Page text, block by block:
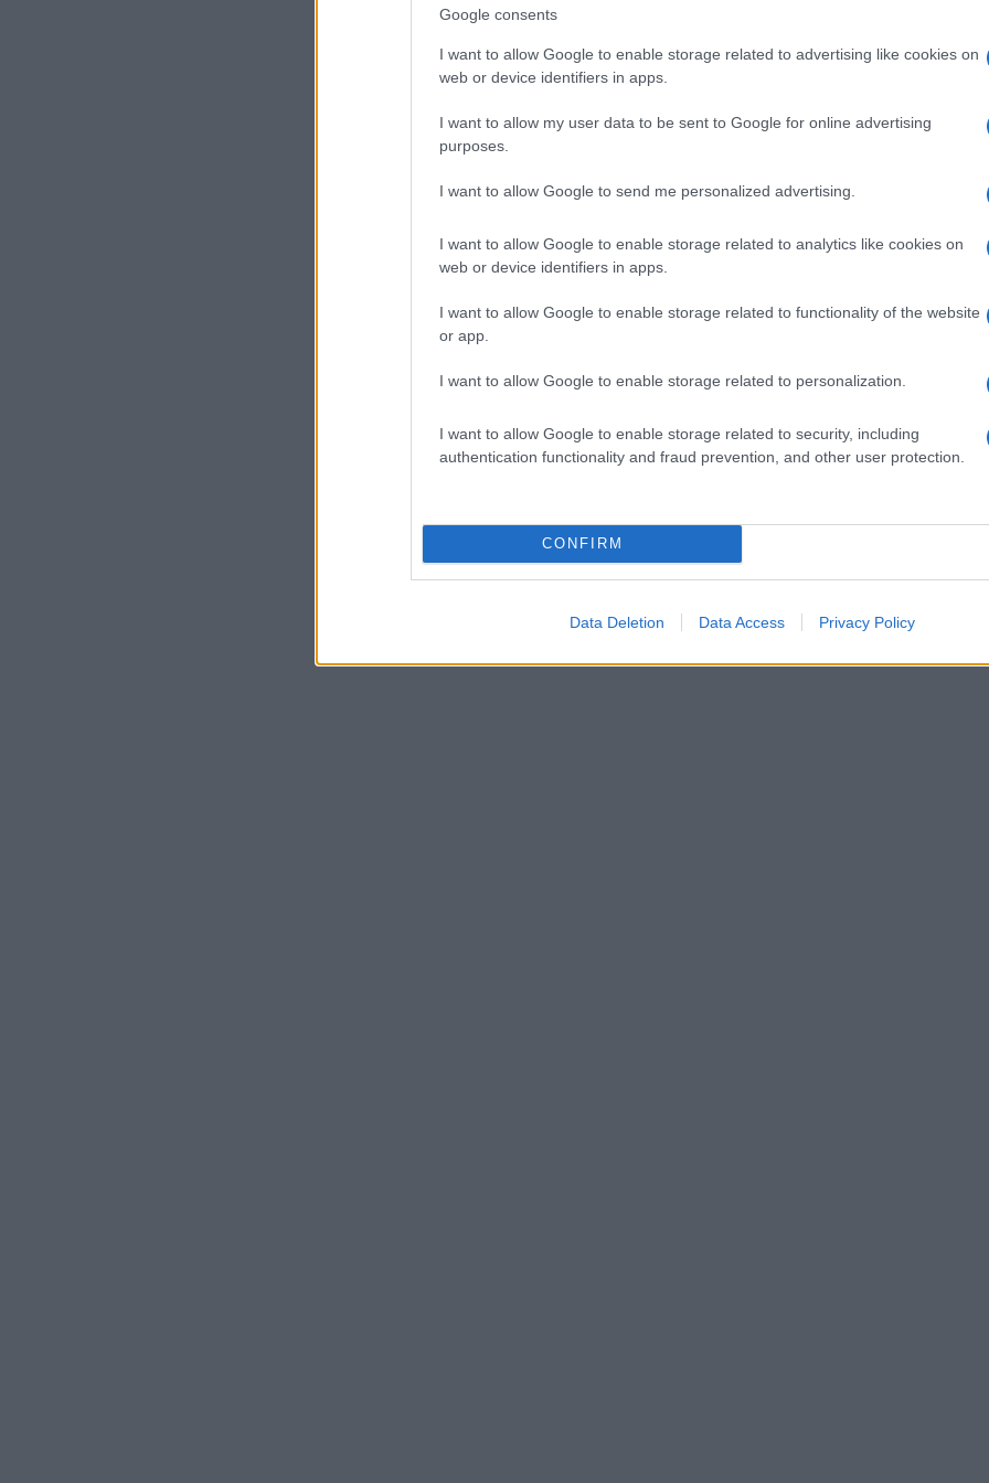
Google consents
I want to allow Google to enable storage related to advertising like cookies on
web or device identifiers in apps.
I want to allow my user data to be sent to Google for online advertising
purposes.
I want to allow Google to send me personalized advertising.
I want to allow Google to enable storage related to analytics like cookies on
web or device identifiers in apps.
I want to allow Google to enable storage related to functionality of the website
or app.
I want to allow Google to enable storage related to personalization.
I want to allow Google to enable storage related to security, including
authentication functionality and fraud prevention, and other user protection.
CONFIRM
Data Deletion Data Access Privacy Policy